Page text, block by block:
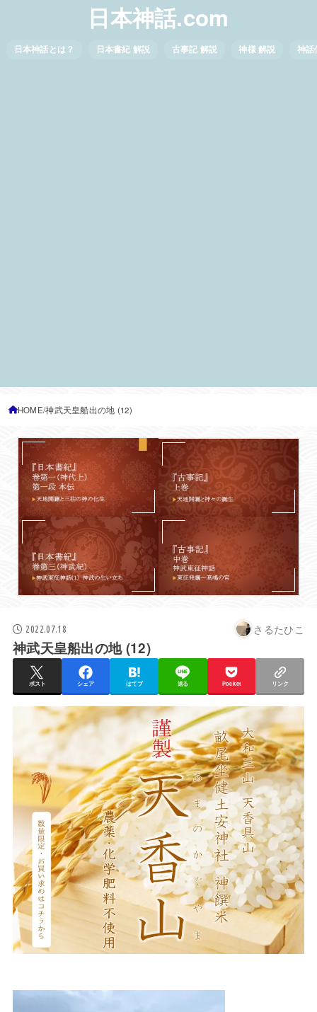
日本神話.com
日本神話とは？ 日本書紀 解説 古事記 解説 神様 解説 神話
HOME 神武天皇船出の地 (12)
2022.07.18 さるたひこ
神武天皇船出の地 (12)
ポスト シェア はてブ 送る Pocket リンク